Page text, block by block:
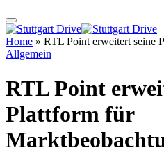
Home » RTL Point erweitert seine
Allgemein
RTL Point
Plattform für